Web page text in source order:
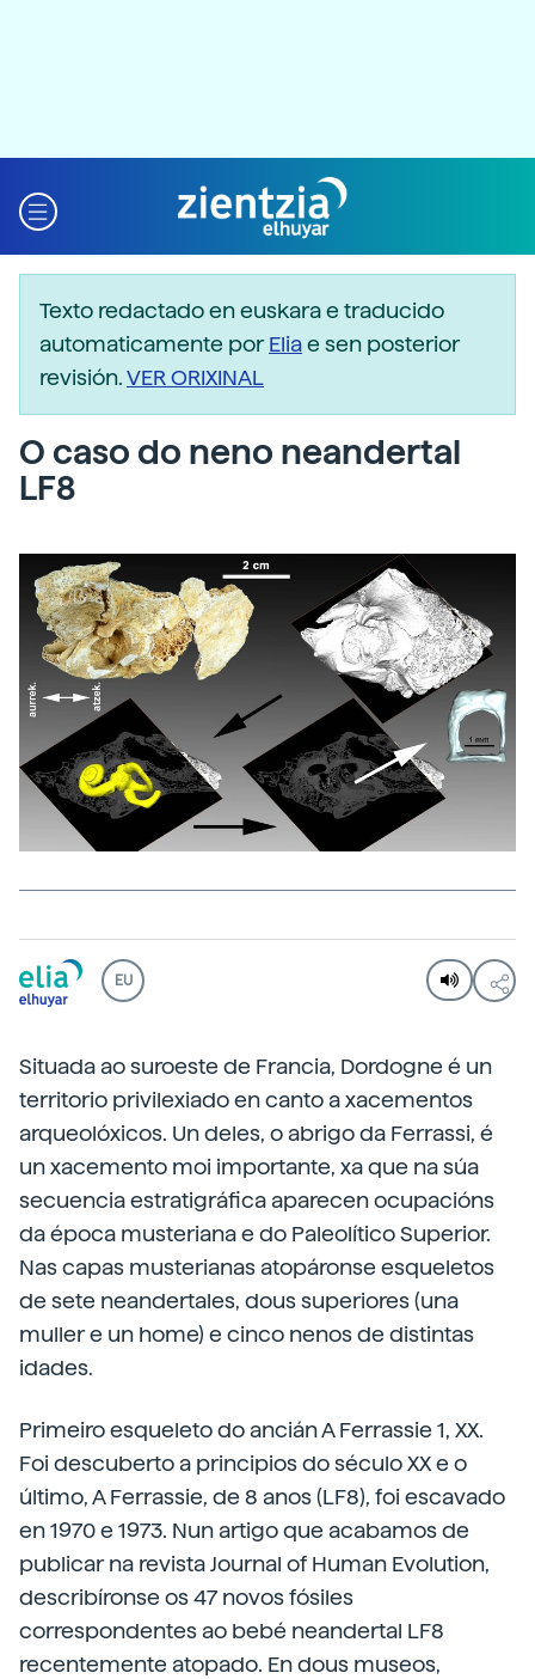
Texto redactado en euskara e traducido
automaticamente porEliae sen posterior
revisión.VER ORIXINAL
O caso do neno neandertal
LF8
EU
Situada ao suroeste de Francia, Dordogne é un
territorio privilexiado en canto a xacementos
arqueolóxicos. Un deles, o abrigo da Ferrassi, é
un xacemento moi importante, xa que na súa
secuencia estratigráfica aparecen ocupacións
da época musteriana e do Paleolítico Superior.
Nas capas musterianas atopáronse esqueletos
de sete neandertales, dous superiores (una
muller e un home) e cinco nenos de distintas
idades.
Primeiro esqueleto do ancián A Ferrassie 1, XX.
Foi descuberto a principios do século XX e o
último, A Ferrassie, de 8 anos (LF8), foi escavado
en 1970 e 1973. Nun artigo que acabamos de
publicar na revista Journal of Human Evolution,
describíronse os 47 novos fósiles
correspondentes ao bebé neandertal LF8
recentemente atopado. En dous museos,